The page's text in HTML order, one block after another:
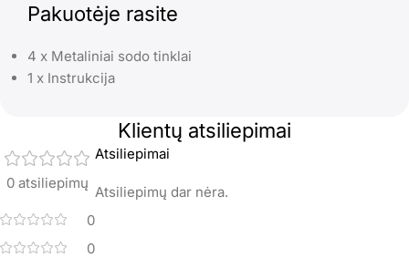
Pakuotėje rasite
4 x Metaliniai sodo tinklai
1 x Instrukcija
Klientų atsiliepimai
0 atsiliepimų
0
0
Atsiliepimai
Atsiliepimų dar nėra.